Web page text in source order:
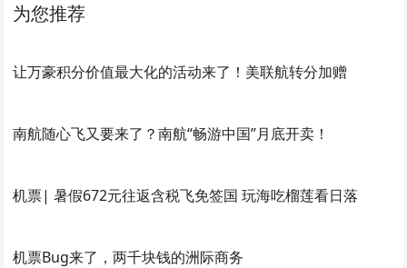
为您推荐
让万豪积分价值最大化的活动来了！美联航转分加赠
南航随心飞又要来了？南航“畅游中国”月底开卖！
机票| 暑假672元往返含税飞免签国 玩海吃榴莲看日落
机票Bug来了，两千块钱的洲际商务